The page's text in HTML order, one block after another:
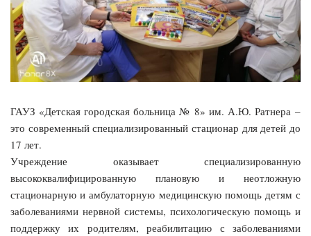
ГАУЗ «Детская городская больница № 8» им. А.Ю. Ратнера –
это современный специализированный стационар для детей до
17 лет.
Учреждение оказывает специализированную
высококвалифицированную плановую и неотложную
стационарную и амбулаторную медицинскую помощь детям с
заболеваниями нервной системы, психологическую помощь и
поддержку их родителям, реабилитацию с заболеваниями